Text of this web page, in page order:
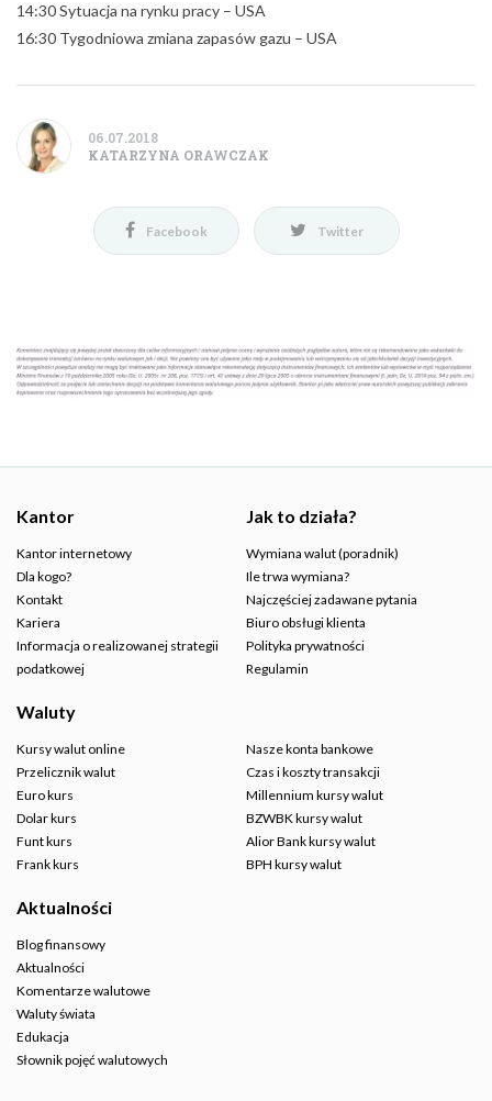
14:30 Sytuacja na rynku pracy – USA
16:30 Tygodniowa zmiana zapasów gazu – USA
06.07.2018
KATARZYNA ORAWCZAK
Facebook Twitter
Kantor
Kantor internetowy
Dla kogo?
Kontakt
Kariera
Informacja o realizowanej strategii
podatkowej
Jak to działa?
Wymiana walut (poradnik)
Ile trwa wymiana?
Najczęściej zadawane pytania
Biuro obsługi klienta
Polityka prywatności
Regulamin
Waluty
Kursy walut online
Przelicznik walut
Euro kurs
Dolar kurs
Funt kurs
Frank kurs
Nasze konta bankowe
Czas i koszty transakcji
Millennium kursy walut
BZWBK kursy walut
Alior Bank kursy walut
BPH kursy walut
Aktualności
Blog finansowy
Aktualności
Komentarze walutowe
Waluty świata
Edukacja
Słownik pojęć walutowych